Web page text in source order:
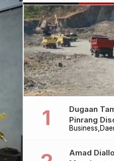
Business
Dugaan
Pinrang
Dampak
Amad